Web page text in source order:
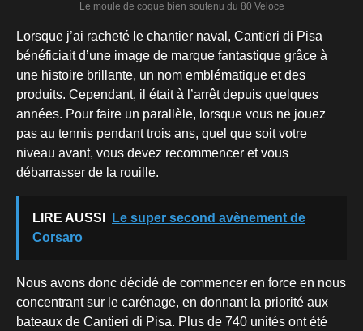
Le moule de coque bien soutenu du 80 Veloce
Lorsque j’ai racheté le chantier naval, Cantieri di Pisa
bénéficiait d’une image de marque fantastique grâce à
une histoire brillante, un nom emblématique et des
produits. Cependant, il était à l’arrêt depuis quelques
années. Pour faire un parallèle, lorsque vous ne jouez
pas au tennis pendant trois ans, quel que soit votre
niveau avant, vous devez recommencer et vous
débarrasser de la rouille.
LIRE AUSSI
Le super second avènement de
Corsaro
Nous avons donc décidé de commencer en force en nous
concentrant sur le carénage, en donnant la priorité aux
bateaux de Cantieri di Pisa. Plus de 740 unités ont été